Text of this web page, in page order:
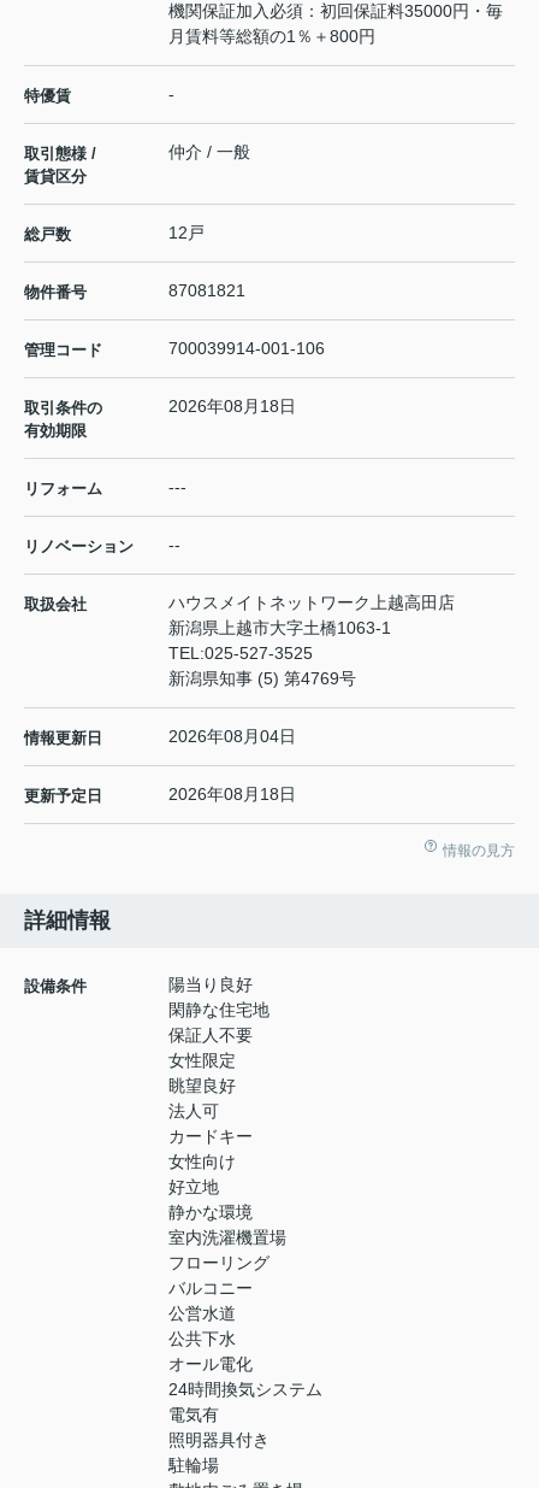
機関保証加入必須：初回保証料35000円・毎
月賃料等総額の1％＋800円
特優賃 -
取引態様 /
賃貸区分
仲介 / 一般
総戸数 12戸
物件番号 87081821
管理コード 700039914-001-106
取引条件の
有効期限
2026年08月18日
リフォーム ---
リノベーション --
取扱会社
ハウスメイトネットワーク上越高田店
新潟県上越市大字土橋1063-1
TEL:025-527-3525
新潟県知事 (5) 第4769号
情報更新日 2026年08月04日
更新予定日 2026年08月18日
情報の見方
詳細情報
設備条件
陽当り良好
閑静な住宅地
保証人不要
女性限定
眺望良好
法人可
カードキー
女性向け
好立地
静かな環境
室内洗濯機置場
フローリング
バルコニー
公営水道
公共下水
オール電化
24時間換気システム
電気有
照明器具付き
駐輪場